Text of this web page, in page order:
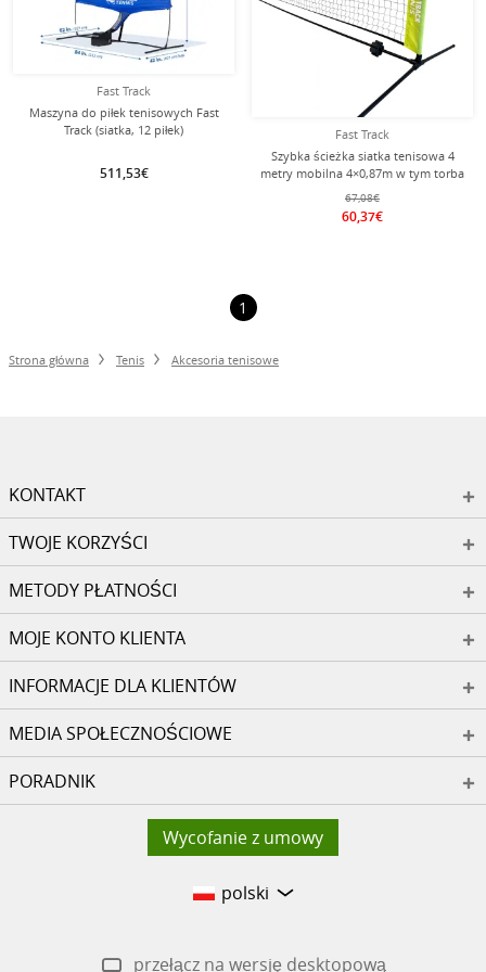
Fast Track
Maszyna do piłek tenisowych Fast
Track (siatka, 12 piłek)
511,53€
Fast Track
Szybka ścieżka siatka tenisowa 4
metry mobilna 4×0,87m w tym torba
nylonowa
67,08€
60,37€
1
Strona główna Tenis Akcesoria tenisowe
KONTAKT
TWOJE KORZYŚCI
METODY PŁATNOŚCI
MOJE KONTO KLIENTA
INFORMACJE DLA KLIENTÓW
MEDIA SPOŁECZNOŚCIOWE
PORADNIK
Wycofanie z umowy
polski
przełącz na wersję desktopową